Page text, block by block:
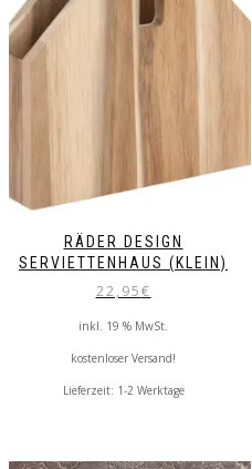
RÄDER DESIGN
SERVIETTENHAUS (KLEIN)
22,95€
inkl. 19 % MwSt.
kostenloser Versand!
Lieferzeit: 1-2 Werktage